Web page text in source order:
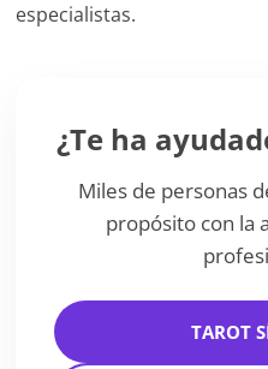
especialistas.
¿Te ha
Miles de personas
propósito con la
TAROT